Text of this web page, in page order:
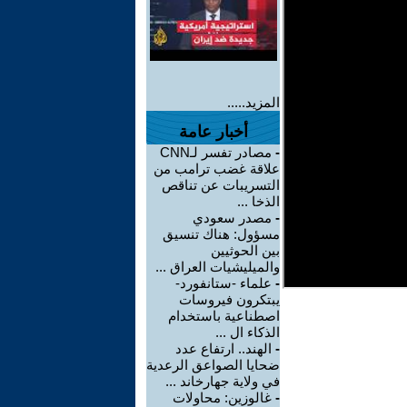
المزيد.....
أخبار عامة
-
مصادر تفسر لـCNN
علاقة غضب ترامب من
التسريبات عن تناقص
الذخا ...
- مصدر سعودي
مسؤول: هناك تنسيق
بين الحوثيين
والميليشيات العراق ...
- علماء -ستانفورد-
يبتكرون فيروسات
اصطناعية باستخدام
الذكاء ال ...
- الهند.. ارتفاع عدد
ضحايا الصواعق الرعدية
في ولاية جهارخاند ...
- غالوزين: محاولات